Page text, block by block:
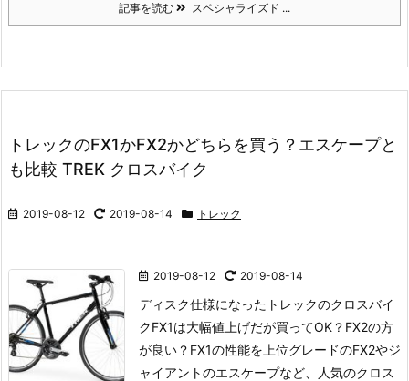
記事を読む スペシャライズド ...
トレックのFX1かFX2かどちらを買う？エスケープと
も比較 TREK クロスバイク
2019-08-12 2019-08-14 トレック
2019-08-12 2019-08-14
ディスク仕様になったトレックのクロスバイ
クFX1は大幅値上げだが買ってOK？FX2の方
が良い？ FX1の性能を上位グレードのFX2やジ
ャイアントのエスケープなど、人気のクロス